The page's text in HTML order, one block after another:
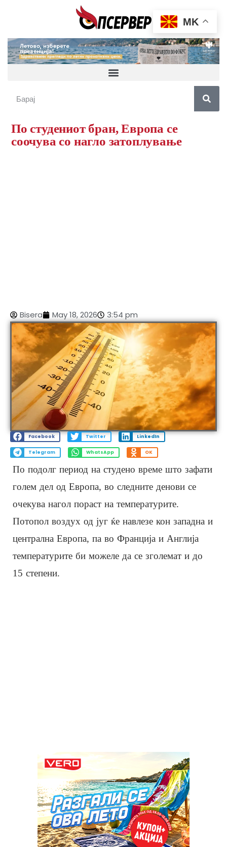
По студениот бран, Европа се
соочува со нагло затоплување
Bisera May 18, 2026 3:54 pm
Facebook Twitter LinkedIn
Telegram WhatsApp OK
По подолг период на студено време што зафати
голем дел од Европа, во следните денови се
очекува нагол пораст на температурите.
Потопол воздух од југ ќе навлезе кон западна и
централна Европа, па во Франција и Англија
температурите би можеле да се зголемат и до
15 степени.
MK